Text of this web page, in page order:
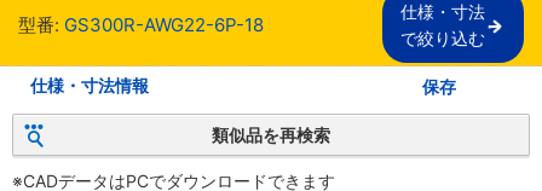
型番: GS300R-AWG22-6P-18
仕様・寸法
で絞り込む
仕様・寸法情報 保存
類似品を再検索
※CADデータはPCでダウンロードできます